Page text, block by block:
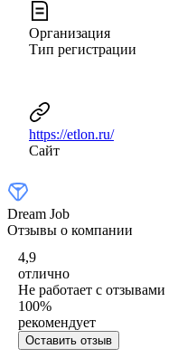
Организация
Тип регистрации
https://etlon.ru/
Сайт
Dream Job
Отзывы о компании
4,9
отлично
Не работает с отзывами
100%
рекомендует
Оставить отзыв